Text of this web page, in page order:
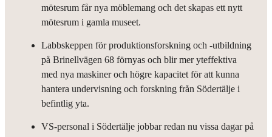
mötesrum får nya möblemang och det skapas ett nytt
mötesrum i gamla museet.
Labbskeppen för produktionsforskning och -utbildning
på Brinellvägen 68 förnyas och blir mer yteffektiva
med nya maskiner och högre kapacitet för att kunna
hantera undervisning och forskning från Södertälje i
befintlig yta.
VS-personal i Södertälje jobbar redan nu vissa dagar på